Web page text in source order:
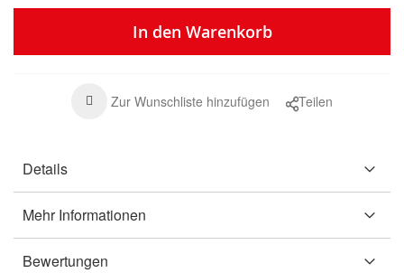
In den Warenkorb
Zur Wunschliste hinzufügen Teilen
Details
Mehr Informationen
Bewertungen